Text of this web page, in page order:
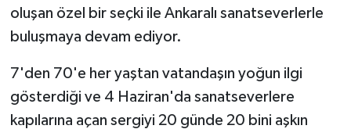
oluşan özel bir seçki ile Ankaralı sanatseverlerle
buluşmaya devam ediyor.
7'den 70'e her yaştan vatandaşın yoğun ilgi
gösterdiği ve 4 Haziran'da sanatseverlere
kapılarına açan sergiyi 20 günde 20 bini aşkın